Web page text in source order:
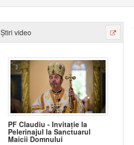
Știri video
PF Claudiu - Invitație la
Pelerinajul la Sanctuarul
Maicii Domnului